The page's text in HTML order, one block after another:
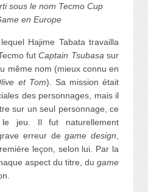
sous le nom Tecmo Cup
en Europe
Hajime Tabata travailla
futCaptain Tsubasasur
même nom (mieux connu en
et Tom). Sa mission était
des personnages, mais il
sur un seul personnage, ce
jeu. Il fut naturellement
erreur degame design
leçon, selon lui. Par la
aspect du titre, dugame